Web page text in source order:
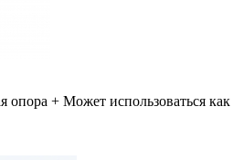
опора + Может использоваться